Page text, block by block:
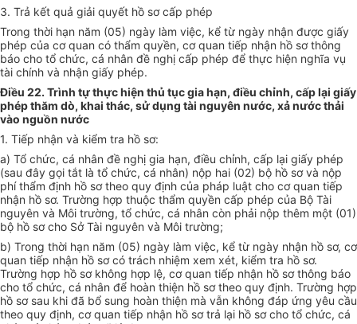
3. Trả kết quả giải quyết hồ sơ cấp phép
Trong thời hạn năm (05) ngày làm việc, kể từ ngày nhận được giấy
phép của cơ quan có thẩm quyền, cơ quan tiếp nhận hồ sơ thông
báo cho tổ chức, cá nhân đề nghị cấp phép để thực hiện nghĩa vụ
tài chính và nhận giấy phép.
Điều 22. Trình tự thực hiện thủ tục gia hạn, điều chỉnh, cấp lại giấy
phép thăm dò, khai thác, sử dụng tài nguyên nước, xả nước thải
vào nguồn nước
1. Tiếp nhận và kiểm tra hồ sơ:
a) Tổ chức, cá nhân đề nghị gia hạn, điều chỉnh, cấp lại giấy phép
(sau đây gọi tắt là tổ chức, cá nhân) nộp hai (02) bộ hồ sơ và nộp
phí thẩm định hồ sơ theo quy định của pháp luật cho cơ quan tiếp
nhận hồ sơ. Trường hợp thuộc thẩm quyền cấp phép của Bộ Tài
nguyên và Môi trường, tổ chức, cá nhân còn phải nộp thêm một (01)
bộ hồ sơ cho Sở Tài nguyên và Môi trường;
b) Trong thời hạn năm (05) ngày làm việc, kể từ ngày nhận hồ sơ, cơ
quan tiếp nhận hồ sơ có trách nhiệm xem xét, kiểm tra hồ sơ.
Trường hợp hồ sơ không hợp lệ, cơ quan tiếp nhận hồ sơ thông báo
cho tổ chức, cá nhân để hoàn thiện hồ sơ theo quy định. Trường hợp
hồ sơ sau khi đã bổ sung hoàn thiện mà vẫn không đáp ứng yêu cầu
theo quy định, cơ quan tiếp nhận hồ sơ trả lại hồ sơ cho tổ chức, cá